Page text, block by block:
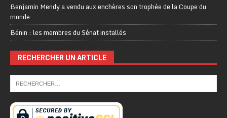
Benjamin Mendy a vendu aux enchères son trophée de la Coupe du
monde
Bénin : les membres du Sénat installés
RECHERCHER UN ARTICLE